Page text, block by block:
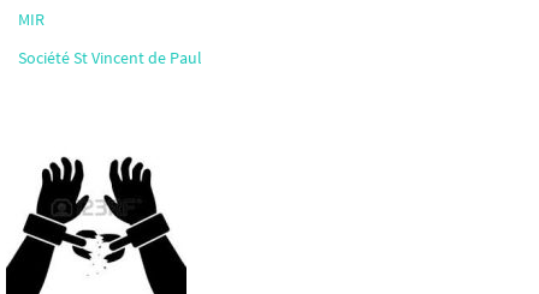
MIR
Société St Vincent de Paul